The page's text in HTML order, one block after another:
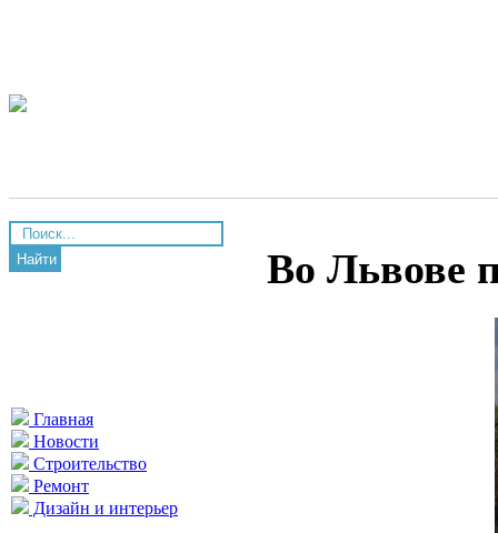
Найти
Главная
Новости
Строительство
Ремонт
Дизайн и интерьер
Во Львове